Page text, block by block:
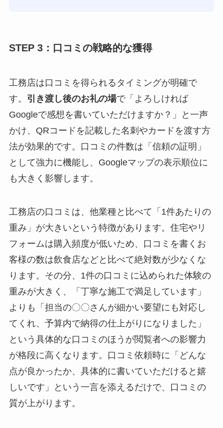
STEP 3：口コミの戦略的な獲得
工務店は口コミを得られるタイミングが明確で
す。 引き渡し後のお礼の場で「よろしければ
Googleで感想を書いていただけますか？」と一声
かけ、QRコードを記載した名刺やカードを渡す方
法が効果的です。口コミの件数は「信頼の証明」
として強力に機能し、Googleマップの表示順位に
も大きく影響します。
工務店の口コミは、他業種と比べて「1件あたりの
重み」が大きいという特徴があります。住宅やリ
フォームは購入頻度が低いため、口コミを書くお
客様の数は飲食店などと比べて絶対数が少なくな
ります。その分、1件の口コミに込められた体験の
重みが大きく、「丁寧な施工で満足しています」
よりも「担当の〇〇さんが細かい要望にも対応し
てくれ、予算内で納得の仕上がりになりました」
という具体的な口コミのほうが閲覧者への影響力
が格段に高くなります。口コミ依頼時に「どんな
点が良かったか、具体的に書いていただけると嬉
しいです」という一言を添えるだけで、口コミの
質が上がります。